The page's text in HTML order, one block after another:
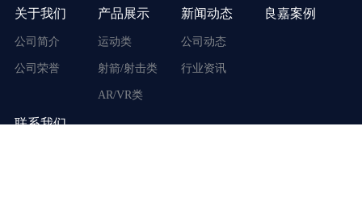
关于我们
公司简介
公司荣誉
产品展示
运动类
射箭/射击类
AR/VR类
新闻动态
公司动态
行业资讯
良嘉案例
联系我们